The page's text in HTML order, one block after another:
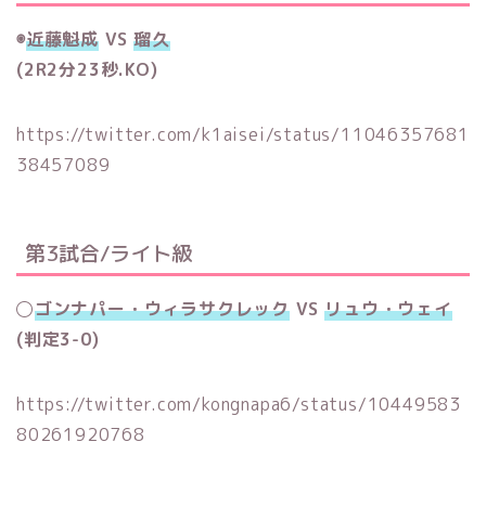
◉近藤魁成 VS瑠久
(2R2分23秒.KO)
https://twitter.com/k1aisei/status/11046357681
38457089
第3試合/ライト級
◯ゴンナパー・ウィラサクレック VSリュウ・ウェイ
(判定3-0)
https://twitter.com/kongnapa6/status/10449583
80261920768